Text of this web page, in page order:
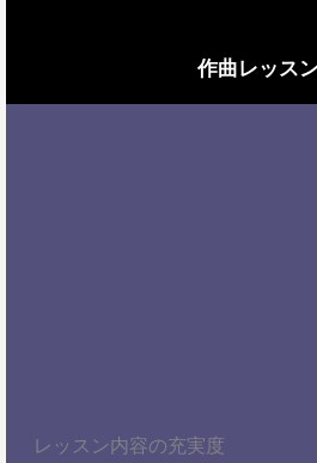
作曲レッス
レッスン内容の充実度